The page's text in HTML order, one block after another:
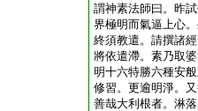
謂神素法師曰。昨
界極明而氣逼上心
終須教遣。請撰諸
將依遣滯。素乃取
明十六特勝六種安
修習。更逾明淨。
善哉大利根者。淋